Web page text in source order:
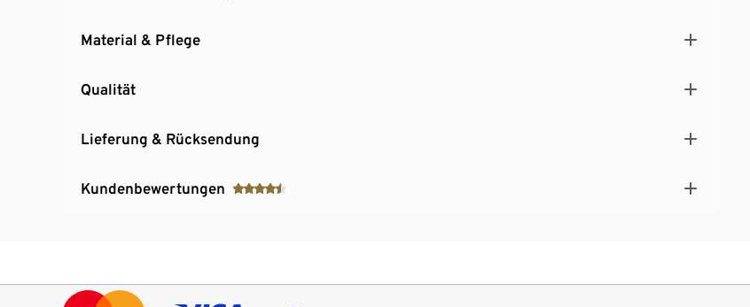
Material & Pflege
Qualität
Lieferung & Rücksendung
Kundenbewertungen